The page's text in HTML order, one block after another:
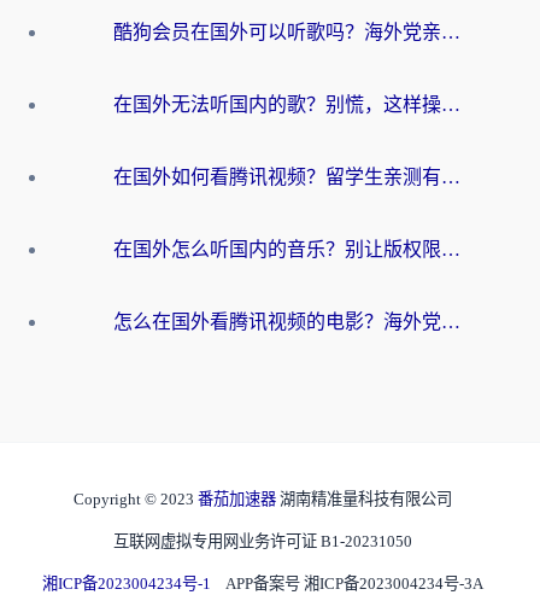
酷狗会员在国外可以听歌吗？海外党亲测有效：3步解决音乐权限难题
在国外无法听国内的歌？别慌，这样操作就能畅听QQ音乐（附亲测加速器推荐）
在国外如何看腾讯视频？留学生亲测有效的回国加速方案
在国外怎么听国内的音乐？别让版权限制断了你的华语歌单
怎么在国外看腾讯视频的电影？海外党亲测有效的回国加速指南
Copyright © 2023 番茄加速器 湖南精准量科技有限公司
互联网虚拟专用网业务许可证 B1-20231050
湘ICP备2023004234号-1 APP备案号 湘ICP备2023004234号-3A